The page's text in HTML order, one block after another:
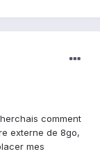
comment
externe de 8go,
mes